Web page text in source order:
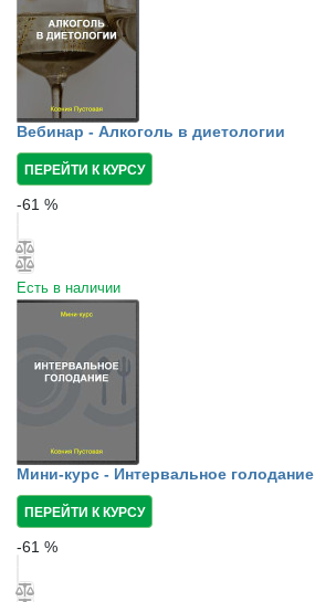
Вебинар - Алкоголь в диетологии
ПЕРЕЙТИ К КУРСУ
-61 %
Есть в наличии
Мини-курс - Интервальное голодание
ПЕРЕЙТИ К КУРСУ
-61 %